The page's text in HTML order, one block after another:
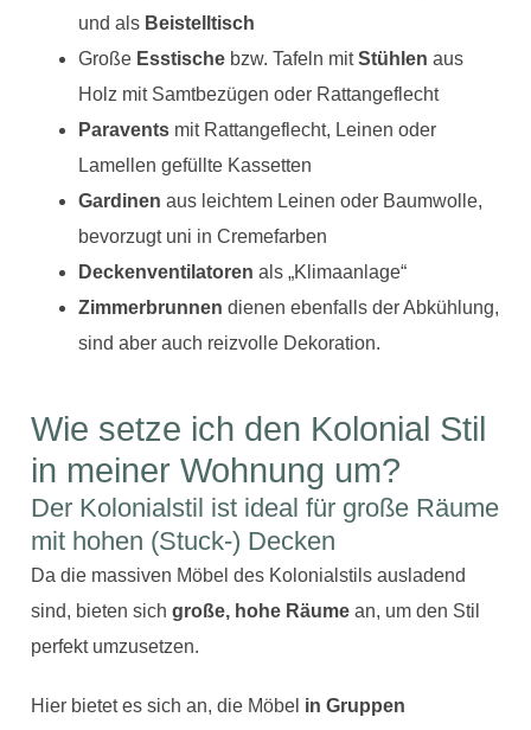
und als Beistelltisch
Große Esstische bzw. Tafeln mitStühlen aus
Holz mit Samtbezügen oder Rattangeflecht
Paravents mit Rattangeflecht, Leinen oder
Lamellen gefüllte Kassetten
Gardinen aus leichtem Leinen oder Baumwolle,
bevorzugt uni in Cremefarben
Deckenventilatoren als „Klimaanlage“
Zimmerbrunnen dienen ebenfalls der Abkühlung,
sind aber auch reizvolle Dekoration.
Wie setze ich den Kolonial Stil
in meiner Wohnung um?
Der Kolonialstil ist ideal für große Räume
mit hohen (Stuck-) Decken
Da die massiven Möbel des Kolonialstils ausladend
sind, bieten sichgroße, hohe Räume an, um den Stil
perfekt umzusetzen.
Hier bietet es sich an, die Möbel in Gruppen